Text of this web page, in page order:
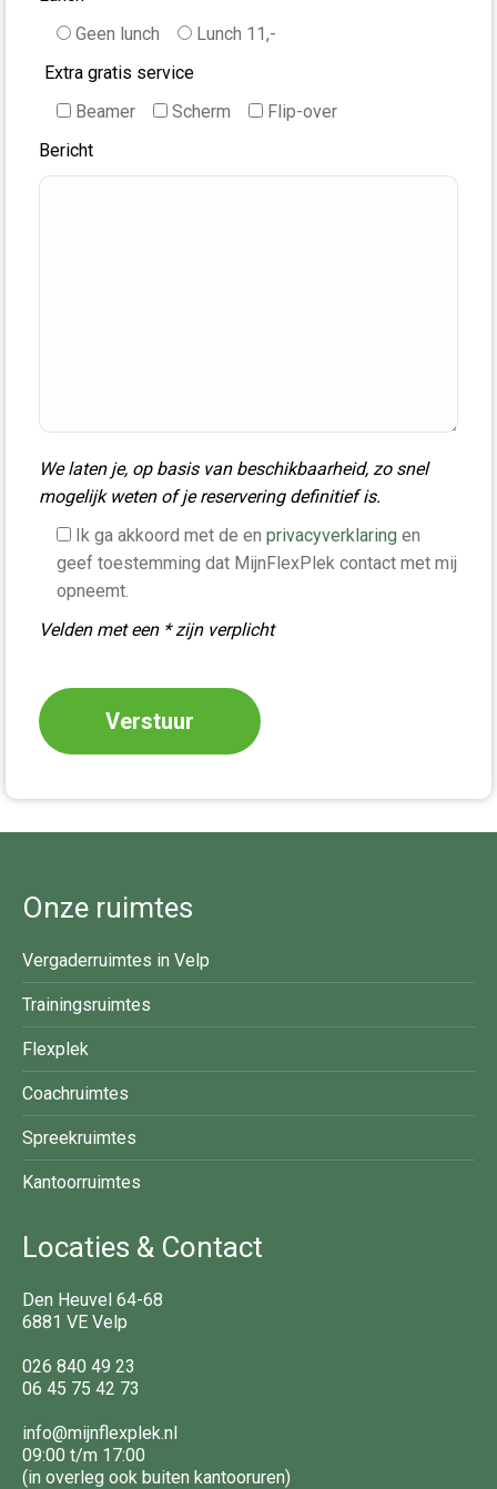
Geen lunch
Lunch 11,-
Extra gratis service
Beamer
Scherm
Flip-over
Bericht
We laten je, op basis van beschikbaarheid, zo snel
mogelijk weten of je reservering definitief is.
Ik ga akkoord met de en privacyverklaring en
geef toestemming dat MijnFlexPlek contact met mij
opneemt.
Velden met een * zijn verplicht
Onze ruimtes
Vergaderruimtes in Velp
Trainingsruimtes
Flexplek
Coachruimtes
Spreekruimtes
Kantoorruimtes
Locaties & Contact
Den Heuvel 64-68
6881 VE Velp
026 840 49 23
06 45 75 42 73
info@mijnflexplek.nl
09:00 t/m 17:00
(in overleg ook buiten kantooruren)